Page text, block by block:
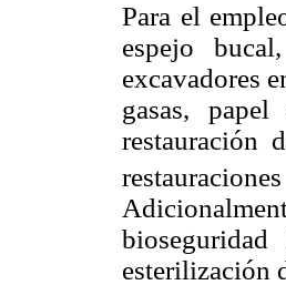
Para el
espejo
excavadores
gasas,
restauración
esterilización